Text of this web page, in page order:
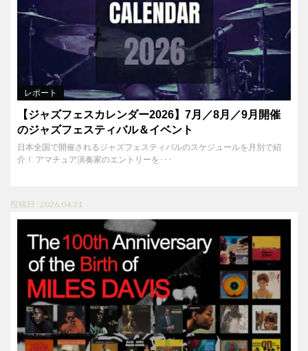
レポート
【ジャズフェスカレンダー2026】7月／8月／9月開催
のジャズフェスティバル＆イベント
日本全国で開催されるジャズフェスティバルのスケジュールを月別で紹
介！ アマチュア演奏家のエントリーを･･･
投稿日 : 2026.04.21